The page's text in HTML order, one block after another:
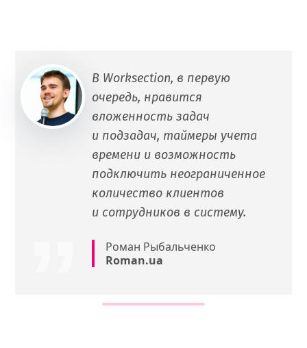
В Worksection, в первую
очередь, нравится
вложенность задач
и подзадач, таймеры учета
времени и возможность
подключить неограниченное
количество клиентов
и сотрудников в систему.
Роман Рыбальченко
Roman.ua